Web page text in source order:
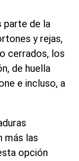
parte de la
y rejas,
cerrados, los
de huella
e incluso, a
más las
opción